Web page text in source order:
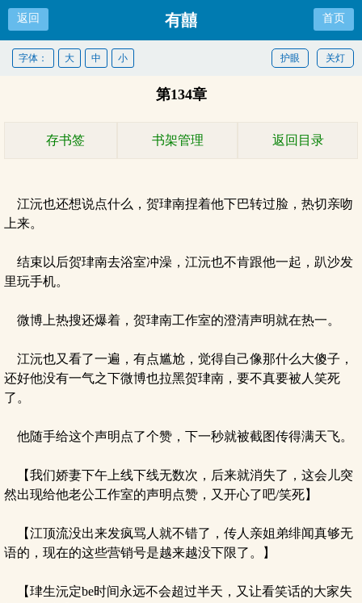
返回 有囍 首页
关灯
护眼
字体： 大 中 小
第134章
存书签 书架管理 返回目录
江沅也还想说点什么，贺珒南捏着他下巴转过脸，热切亲吻
上来。
结束以后贺珒南去浴室冲澡，江沅也不肯跟他一起，趴沙发
里玩手机。
微博上热搜还爆着，贺珒南工作室的澄清声明就在热一。
江沅也又看了一遍，有点尴尬，觉得自己像那什么大傻子，
还好他没有一气之下微博也拉黑贺珒南，要不真要被人笑死
了。
他随手给这个声明点了个赞，下一秒就被截图传得满天飞。
【我们娇妻下午上线下线无数次，后来就消失了，这会儿突
然出现给他老公工作室的声明点赞，又开心了吧/笑死】
【江顶流没出来发疯骂人就不错了，传人亲姐弟绯闻真够无
语的，现在的这些营销号是越来越没下限了。】
【珒生沅定be时间永远不会超过半天，又让看笑话的大家失